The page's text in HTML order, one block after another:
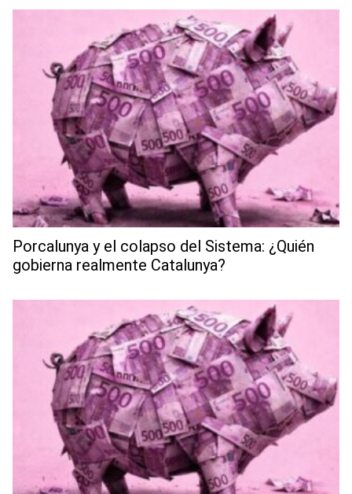
Porcalunya y el colapso del Sistema: ¿Quién
gobierna realmente Catalunya?